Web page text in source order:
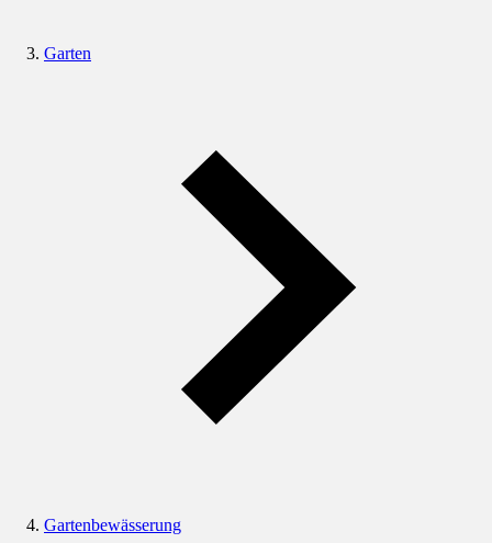
Garten
Gartenbewässerung